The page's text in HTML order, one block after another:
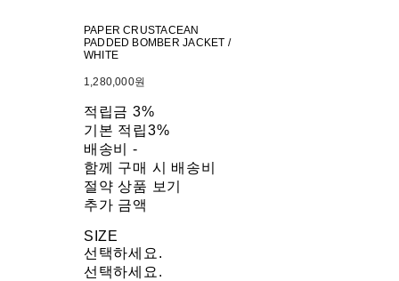
PAPER CRUSTACEAN
PADDED BOMBER JACKET /
WHITE
1,280,000원
적립금 3%
기본 적립3%
배송비 -
함께 구매 시 배송비
절약 상품 보기
추가 금액
SIZE
선택하세요.
선택하세요.